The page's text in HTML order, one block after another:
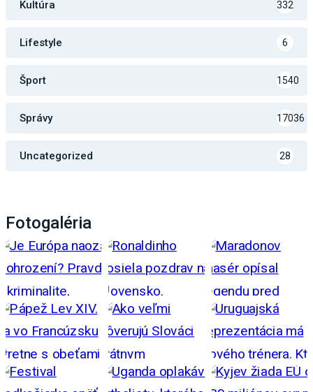
Kultúra 332
Lifestyle 6
Šport 1540
Správy 17036
Uncategorized 28
Fotogaléria